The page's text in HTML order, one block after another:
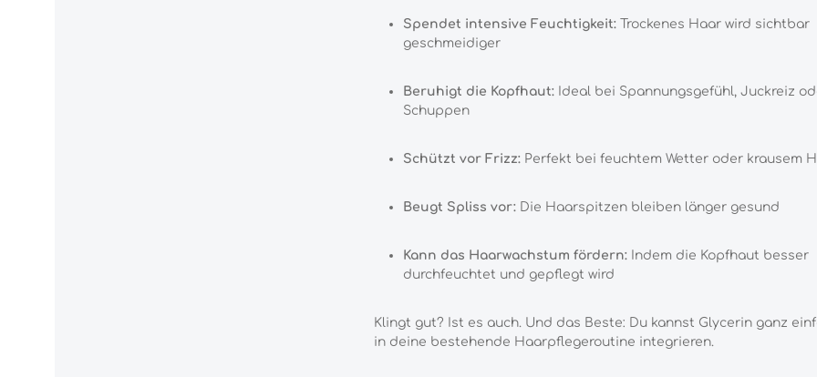
Spendet intensive Feuchtigkeit:Trockenes Haar wird sichtbar
geschmeidiger
Beruhigt die Kopfhaut:Ideal bei Spannungsgefühl, Juckreiz
Schuppen
Schützt vor Frizz:Perfekt bei feuchtem Wetter oder krausem
Beugt Spliss vor:Die Haarspitzen bleiben länger gesund
Kann das Haarwachstum fördern:Indem die Kopfhaut besser
durchfeuchtet und gepflegt wird
Klingt gut? Ist es auch. Und das Beste: Du kannst Glycerin ganz
in deine bestehende Haarpflegeroutine integrieren.